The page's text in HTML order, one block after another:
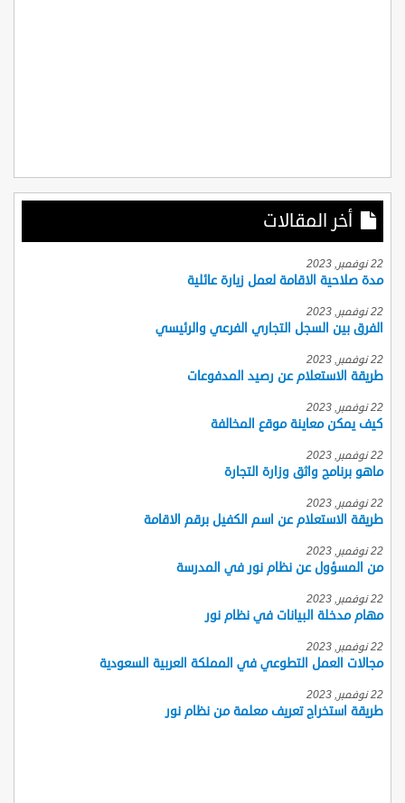
أخر المقالات
22 نوفمبر, 2023
مدة صلاحية الاقامة لعمل زيارة عائلية
22 نوفمبر, 2023
الفرق بين السجل التجاري الفرعي والرئيسي
22 نوفمبر, 2023
طريقة الاستعلام عن رصيد المدفوعات
22 نوفمبر, 2023
كيف يمكن معاينة موقع المخالفة
22 نوفمبر, 2023
ماهو برنامج واثق وزارة التجارة
22 نوفمبر, 2023
طريقة الاستعلام عن اسم الكفيل برقم الاقامة
22 نوفمبر, 2023
من المسؤول عن نظام نور في المدرسة
22 نوفمبر, 2023
مهام مدخلة البيانات في نظام نور
22 نوفمبر, 2023
مجالات العمل التطوعي في المملكة العربية السعودية
22 نوفمبر, 2023
طريقة استخراج تعريف معلمة من نظام نور